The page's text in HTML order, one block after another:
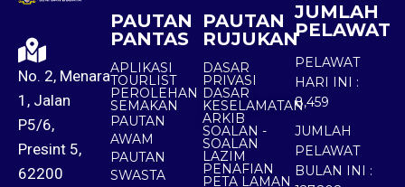
No. 2, Menara
1, Jalan
P5/6,
Presint 5,
62200
PAUTAN
PANTAS
APLIKASI
TOURLIST
PEROLEHAN
SEMAKAN
PAUTAN
AWAM
PAUTAN
SWASTA
PAUTAN
RUJUKAN
DASAR
PRIVASI
DASAR
KESELAMATAN
ARKIB
SOALAN -
SOALAN
LAZIM
PENAFIAN
PETA LAMAN
JUMLAH
PELAWAT
PELAWAT
HARI INI :
8,459
JUMLAH
PELAWAT
BULAN INI :